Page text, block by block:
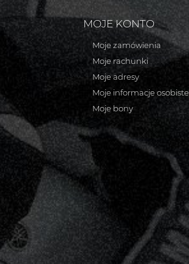
MOJE KONTO
Moje zamówienia
Moje rachunki
Moje adresy
Moje informacje osobiste
Moje bony